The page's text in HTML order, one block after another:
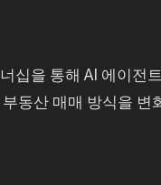
을 통해 AI 에이전
동산 매매 방식을 변